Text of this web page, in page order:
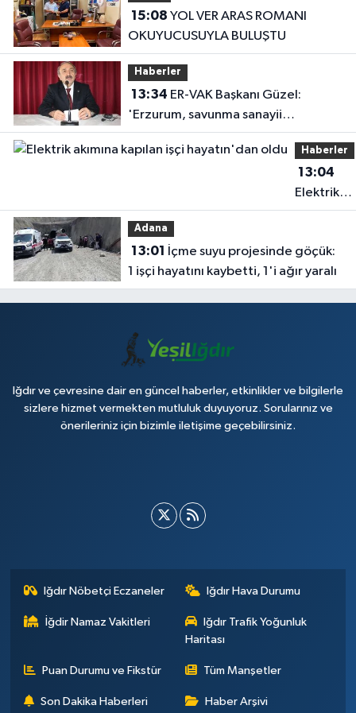
15:08
OKUYUCUSUYLA BULUŞTU
Haberler
13:34
'Erzurum, savunma sanayii
ekosistemine daha güçlü şekilde
dâhil edilmeli'
Haberler
13:04
Elektrik
akımına
oldu
Adana
13:01
1 işçi hayatını kaybetti, 1'i ağır yaralı
Iğdır ve çevresine dair en güncel haberler, etkinlikler ve bilgilerle
sizlere hizmet vermekten mutluluk duyuyoruz. Sorularınız ve
önerileriniz için bizimle iletişime geçebilirsiniz.
Iğdır Nöbetçi Eczaneler Iğdır Hava Durumu
İğdir Namaz Vakitleri
Iğdır Trafik Yoğunluk
Haritası
Puan Durumu ve Fikstür Tüm Manşetler
Son Dakika Haberleri Haber Arşivi